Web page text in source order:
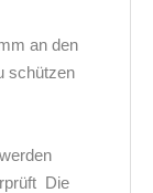
an den
schützen
Die